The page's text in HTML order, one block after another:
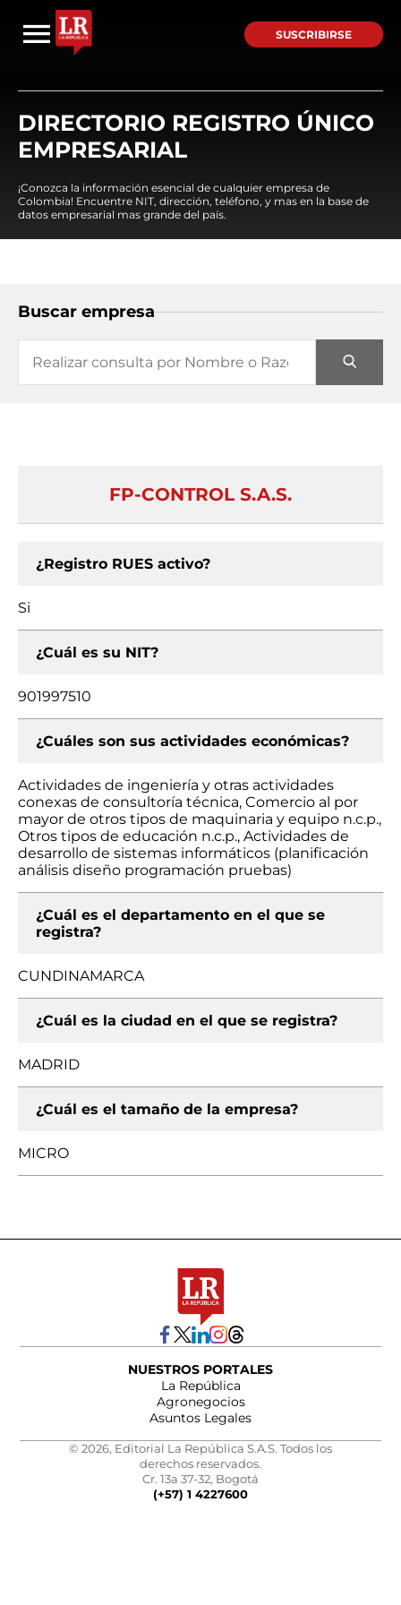
SUSCRIBIRSE
DIRECTORIO REGISTRO ÚNICO
EMPRESARIAL
¡Conozca la información esencial de cualquier empresa de
Colombia! Encuentre NIT, dirección, teléfono, y mas en la base de
datos empresarial mas grande del país.
Buscar empresa
FP-CONTROL S.A.S.
¿Registro RUES activo?
Si
¿Cuál es su NIT?
901997510
¿Cuáles son sus actividades económicas?
Actividades de ingeniería y otras actividades
conexas de consultoría técnica, Comercio al por
mayor de otros tipos de maquinaria y equipo n.c.p.,
Otros tipos de educación n.c.p., Actividades de
desarrollo de sistemas informáticos (planificación
análisis diseño programación pruebas)
¿Cuál es el departamento en el que se
registra?
CUNDINAMARCA
¿Cuál es la ciudad en el que se registra?
MADRID
¿Cuál es el tamaño de la empresa?
MICRO
NUESTROS PORTALES
La República
Agronegocios
Asuntos Legales
© 2026, Editorial La República S.A.S. Todos los
derechos reservados.
Cr. 13a 37-32, Bogotá
(+57) 1 4227600